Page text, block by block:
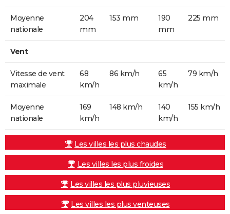
Moyenne
nationale
204
mm
153 mm
190
mm
225 mm
Vent
Vitesse de vent
maximale
68
km/h
86 km/h
65
km/h
79 km/h
Moyenne
nationale
169
km/h
148 km/h
140
km/h
155 km/h
Les villes les plus chaudes
Les villes les plus froides
Les villes les plus pluvieuses
Les villes les plus venteuses